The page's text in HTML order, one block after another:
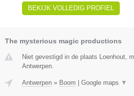
BEKIJK VOLLEDIG PROFIEL
The mysterious magic productions
Niet gevestigd in de plaats Loenhout,
Antwerpen.
Antwerpen » Boom | Google maps ▼